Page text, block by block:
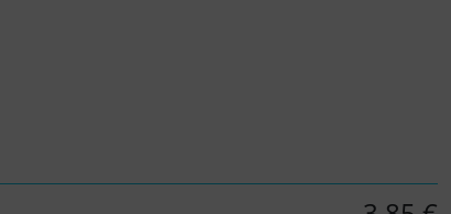
Zum Vergrößern klicken Sie auf das Bild.